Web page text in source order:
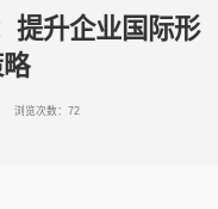
提升企业国际形
浏览次数：72